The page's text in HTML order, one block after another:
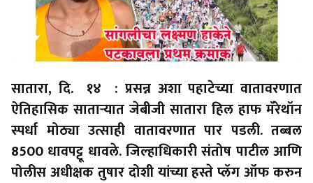
सातारा, दि. १४ : प्रसन्न अशा पहाटेच्या वातावरणात
ऐतिहासिक साताऱ्यात जेबीजी सातारा हिल हाफ मॅरेथॉन
स्पर्धा मोठ्या उत्साही वातावरणात पार पडली. तब्बल
8500 धावपट्टू धावले. जिल्हाधिकारी संतोष पाटील आणि
पोलीस अधीक्षक तुषार दोशी यांच्या हस्ते प्लॅग ऑफ करुन